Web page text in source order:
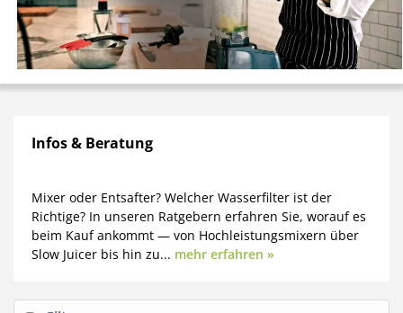
Infos & Beratung
Mixer oder Entsafter? Welcher Wasserfilter ist der
Richtige? In unseren Ratgebern erfahren Sie, worauf es
beim Kauf ankommt — von Hochleistungsmixern über
Slow Juicer bis hin zu... mehr erfahren »